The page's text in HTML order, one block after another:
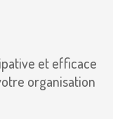
et efficace
organisation